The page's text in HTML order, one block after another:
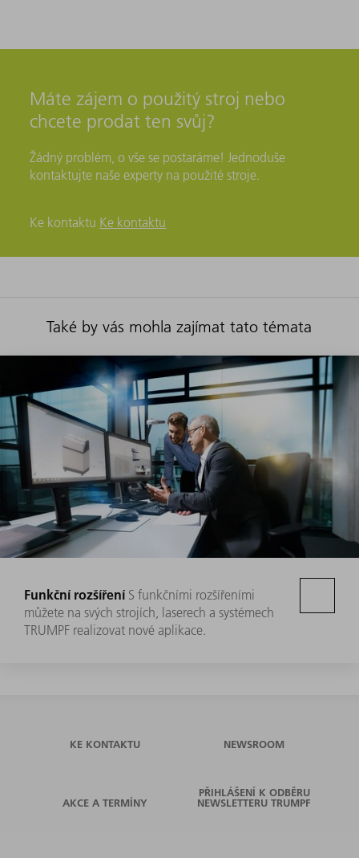
Máte zájem o použitý stroj nebo
chcete prodat ten svůj?
Žádný problém, o vše se postaráme! Jednoduše
kontaktujte naše experty na použité stroje.
Ke kontaktu Ke kontaktu
Také by vás mohla zajímat tato témata
Funkční rozšíření S funkčními rozšířeními
můžete na svých strojích, laserech a systémech
TRUMPF realizovat nové aplikace.
KE KONTAKTU NEWSROOM
AKCE A TERMÍNY
PŘIHLÁŠENÍ K ODBĚRU
NEWSLETTERU TRUMPF